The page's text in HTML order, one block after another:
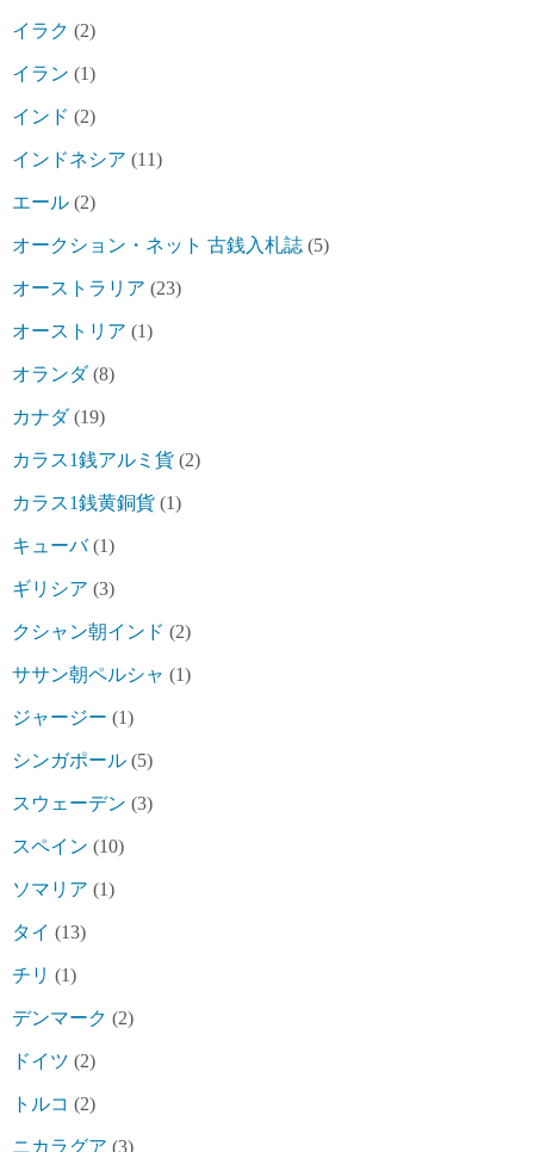
イラク (2)
イラン (1)
インド (2)
インドネシア (11)
エール (2)
オークション・ネット 古銭入札誌 (5)
オーストラリア (23)
オーストリア (1)
オランダ(8)
カナダ(19)
カラス1銭アルミ貨 (2)
カラス1銭黄銅貨 (1)
キューバ(1)
ギリシア (3)
クシャン朝インド (2)
ササン朝ペルシャ (1)
ジャージー (1)
シンガポール (5)
スウェーデン (3)
スペイン (10)
ソマリア (1)
タイ (13)
チリ (1)
デンマーク (2)
ドイツ (2)
トルコ (2)
ニカラグア (3)